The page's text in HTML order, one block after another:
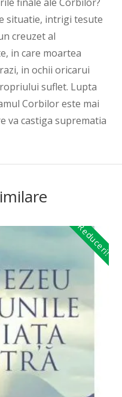
situatie, intrigi tesute
creuzet al
in care moartea
in ochii oricarui
suflet. Lupta
Corbilor este mai
va castiga suprematia
Reduceri!